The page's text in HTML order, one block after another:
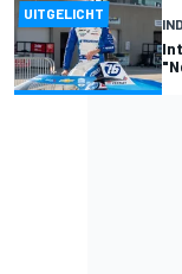
UITGELICHT